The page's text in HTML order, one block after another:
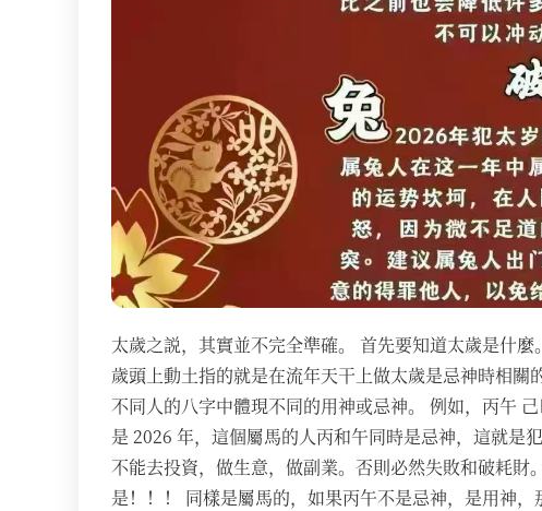
太歲之説，其實並不完全準確。 首先要知道太歲是什
歲頭上動土指的就是在流年天干上做太歲是忌神時相關
不同人的八字中體現不同的用神或忌神。 例如，丙午
是 2026 年，這個屬馬的人丙和午同時是忌神，這就是
不能去投資，做生意，做副業。否則必然失敗和破耗財
是！！！ 同樣是屬馬的，如果丙午不是忌神，是用神